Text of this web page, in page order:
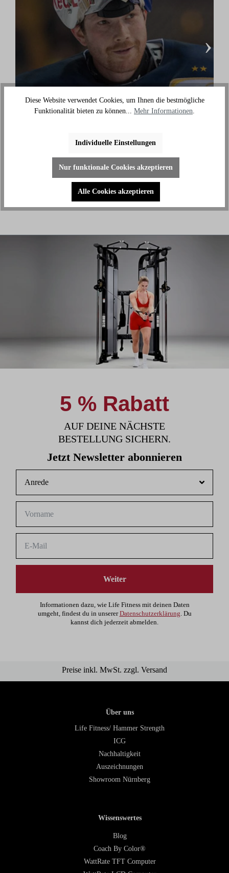
(Eishockey Olympionike & 3-facher deutscher
"Ich benutze das Bike jeden Tag und es hilft mir
außerhalb des Eises an meiner Fitness zu arbeiten."
›
5 % Rabatt
AUF DEINE NÄCHSTE
BESTELLUNG SICHERN.
Jetzt Newsletter abonnieren
Weiter
Informationen dazu, wie Life Fitness mit deinen Daten
umgeht, findest du in unsererDatenschutzerklärung. Du
kannst dich jederzeit abmelden.
Preise inkl. MwSt. zzgl. Versand
Über uns
Life Fitness/ Hammer Strength
ICG
Nachhaltigkeit
Auszeichnungen
Showroom Nürnberg
Wissenswertes
Blog
Coach By Color®
WattRate TFT Computer
Diese Website verwendet Cookies, um Ihnen die bestmögliche
Funktionalität bieten zu können... Mehr Informationen
Individuelle Einstellungen
Nur funktionale Cookies akzeptieren
Alle Cookies akzeptieren